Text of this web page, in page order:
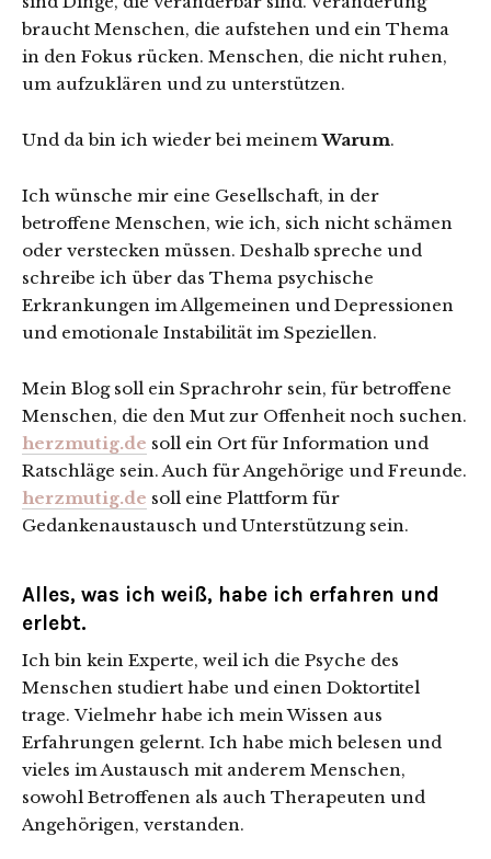
braucht Menschen, die aufstehen und ein Thema
in den Fokus rücken. Menschen, die nicht ruhen,
um aufzuklären und zu unterstützen.
Und da bin ich wieder bei meinemWarum.
Ich wünsche mir eine Gesellschaft, in der
betroffene Menschen, wie ich, sich nicht schämen
oder verstecken müssen. Deshalb spreche und
schreibe ich über das Thema psychische
Erkrankungen im Allgemeinen und Depressionen
und emotionale Instabilität im Speziellen.
Mein Blog soll ein Sprachrohr sein, für betroffene
Menschen, die den Mut zur Offenheit noch suchen.
herzmutig.de soll ein Ort für Information und
Ratschläge sein. Auch für Angehörige und Freunde.
herzmutig.de soll eine Plattform für
Gedankenaustausch und Unterstützung sein.
Alles, was ich weiß, habe ich erfahren und
erlebt.
Ich bin kein Experte, weil ich die Psyche des
Menschen studiert habe und einen Doktortitel
trage. Vielmehr habe ich mein Wissen aus
Erfahrungen gelernt. Ich habe mich belesen und
vieles im Austausch mit anderem Menschen,
sowohl Betroffenen als auch Therapeuten und
Angehörigen, verstanden.